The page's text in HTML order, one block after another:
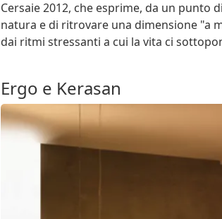
Cersaie 2012, che esprime, da un punto
natura e di ritrovare una dimensione "a
dai ritmi stressanti a cui la vita ci
Ergo e Kerasan